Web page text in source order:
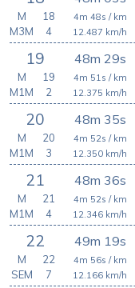
4m 48s / km
12.487 km/h
M
18
M3M
4
19 48m 29s
4m 51s / km
12.375 km/h
M
19
M1M
2
20 48m 35s
4m 52s / km
12.350 km/h
M
20
M1M
3
21 48m 36s
4m 52s / km
12.346 km/h
M
21
M1M
4
22 49m 19s
4m 56s / km
12.166 km/h
M
22
SEM
7